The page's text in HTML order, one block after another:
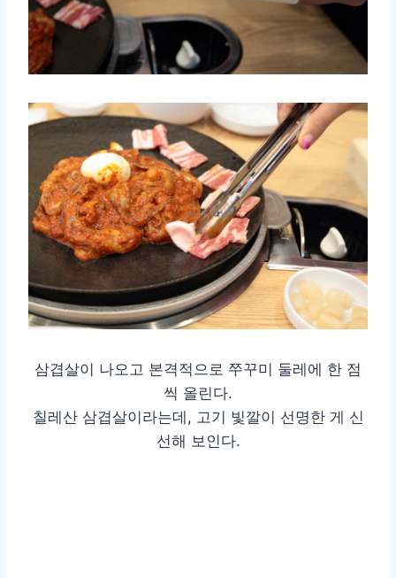
삼겹살이 나오고 본격적으로 쭈꾸미 둘레에 한 점
씩 올린다.
칠레산 삼겹살이라는데, 고기 빛깔이 선명한 게 신
선해 보인다.